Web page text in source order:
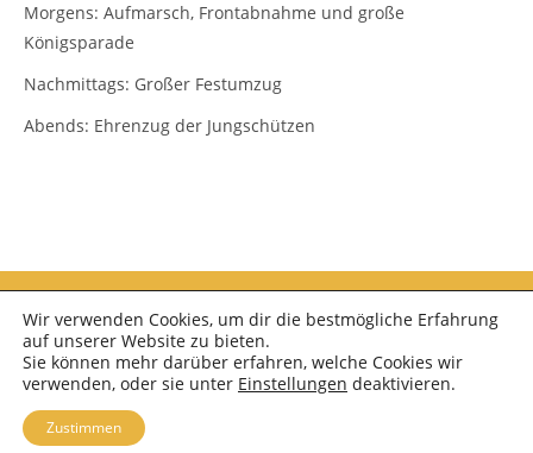
Morgens: Aufmarsch, Frontabnahme und große
Königsparade
Nachmittags: Großer Festumzug
Abends: Ehrenzug der Jungschützen
Copyright 2026 - Schützenkapelle Neuss Furth e.V.; OceanWP Theme by Nick
Wir verwenden Cookies, um dir die bestmögliche Erfahrung
auf unserer Website zu bieten.
Sie können mehr darüber erfahren, welche Cookies wir
verwenden, oder sie unter Einstellungen deaktivieren.
Zustimmen